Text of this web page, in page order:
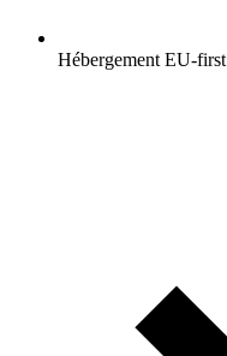
Hébergement EU-first